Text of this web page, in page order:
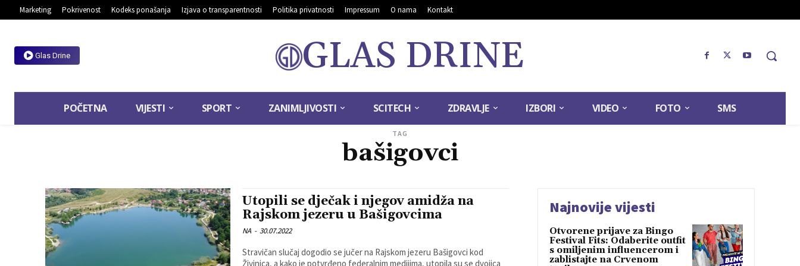
Marketing Pokrivenost Kodeks ponašanja Izjava o transparentnosti Politika privatnosti Impressum O nama Kontakt
Glas Drine GLAS DRINE
POČETNA VIJESTI SPORT ZANIMLJIVOSTI SCITECH ZDRAVLJE IZBORI VIDEO FOTO SMS
TAG
bašigovci
Utopili se dječak i njegov amidža na
Rajskom jezeru u Bašigovcima
NA - 30.07.2022
Stravičan slučaj dogodio se jučer na Rajskom jezeru Bašigovci kod
Živinica, a kako je potvrđeno federalnim medijima, utopila su se dvojica
Najnovije vijesti
Otvorene prijave za Bingo
Festival Fits: Odaberite outfit
s omiljenim influencerom i
zablistajte na Crvenom